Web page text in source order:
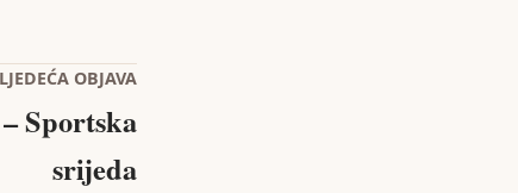
OBJAVA
Sportska
srijeda